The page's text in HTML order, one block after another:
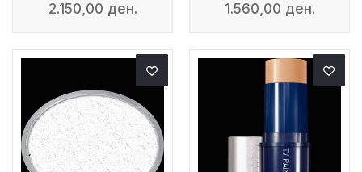
2.150,00 ден. 1.560,00 ден.